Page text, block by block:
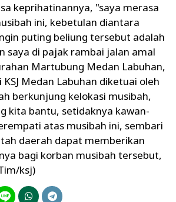
keprihatinannya, "saya merasa
ini, kebetulan diantara
puting beliung tersebut adalah
saya di pajak rambai jalan amal
Martubung Medan Labuhan,
Medan Labuhan diketuai oleh
berkunjung kelokasi musibah,
kita bantu, setidaknya kawan-
atas musibah ini, sembari
daerah dapat memberikan
bagi korban musibah tersebut,
ksj)